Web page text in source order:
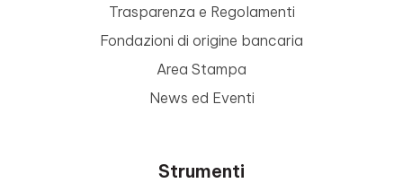
Trasparenza e Regolamenti
Fondazioni di origine bancaria
Area Stampa
News ed Eventi
Strumenti